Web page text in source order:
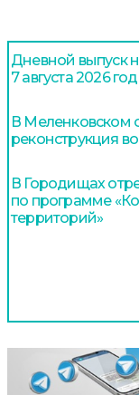
Дневной выпуск
7 августа 2026
В Меленковском
реконструкция
В Городищах
по программе
территорий»